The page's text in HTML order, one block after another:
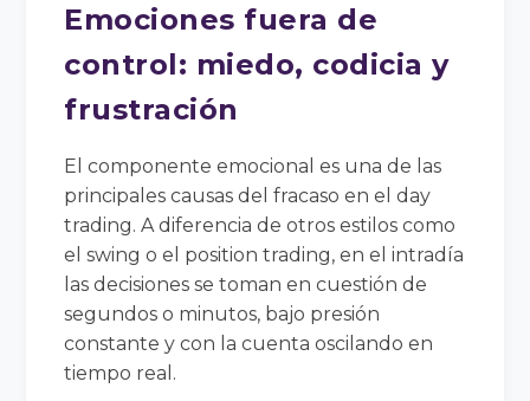
Emociones fuera de
control: miedo, codicia y
frustración
El componente emocional es una de las
principales causas del fracaso en el day
trading. A diferencia de otros estilos como
el swing o el position trading, en el intradía
las decisiones se toman en cuestión de
segundos o minutos, bajo presión
constante y con la cuenta oscilando en
tiempo real.